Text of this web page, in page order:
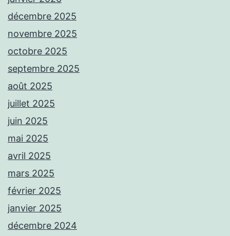
décembre 2025
novembre 2025
octobre 2025
septembre 2025
août 2025
juillet 2025
juin 2025
mai 2025
avril 2025
mars 2025
février 2025
janvier 2025
décembre 2024